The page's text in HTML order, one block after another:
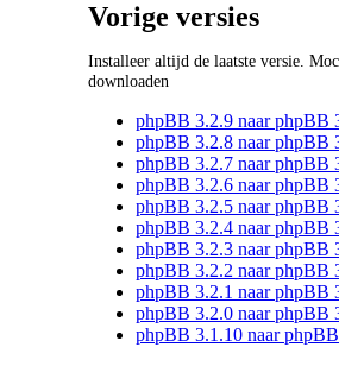
Vorige versies
Installeer altijd de laatste versie.
downloaden
phpBB 3.2.9 naar phpBB
phpBB 3.2.8 naar phpBB
phpBB 3.2.7 naar phpBB
phpBB 3.2.6 naar phpBB
phpBB 3.2.5 naar phpBB
phpBB 3.2.4 naar phpBB
phpBB 3.2.3 naar phpBB
phpBB 3.2.2 naar phpBB
phpBB 3.2.1 naar phpBB
phpBB 3.2.0 naar phpBB
phpBB 3.1.10 naar